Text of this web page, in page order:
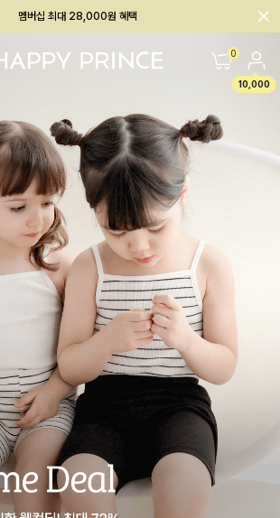
회원전용 아울렛, 가입하면 ~60% 할인!
0
10,000